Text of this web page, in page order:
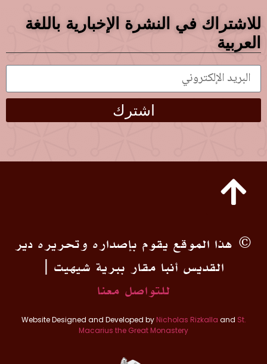
للاشتراك في النشرة الإخبارية باللغة
العربية
اشترك
© هذا الموقع يقوم بإصداره وتحريره دير
القديس أنبا مقار ببرية شيهيت |
للتواصل معنا
Website Designed and Developed by Nicholas Rizkalla and St.
Macarius the Great Monastery